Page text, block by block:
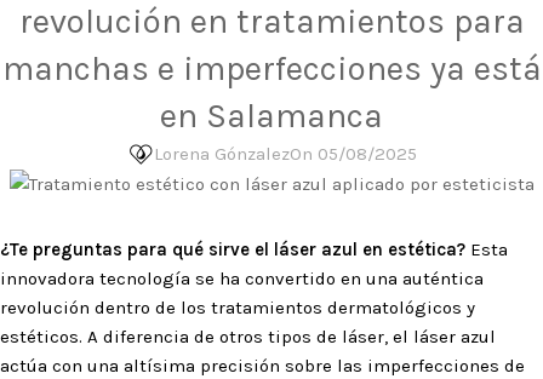
revolución en tratamientos para
manchas e imperfecciones ya está
en Salamanca
Lorena GónzalezOn 05/08/2025
¿Te preguntas para qué sirve el láser azul en estética? Esta
innovadora tecnología se ha convertido en una auténtica
revolución dentro de los tratamientos dermatológicos y
estéticos. A diferencia de otros tipos de láser, el láser azul
actúa con una altísima precisión sobre las imperfecciones de